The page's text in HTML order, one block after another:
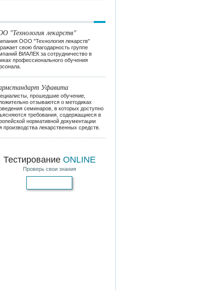
"Технология лекарств"
ООО "Технология лекарств"
свою благодарность группе
ВИАЛЕК за сотрудничество в
профессионального обучения
Уфавита
прошедшие обучение,
отзываются о методиках
семинаров, в которых доступно
требования, содержащиеся в
нормативной документации
производства лекарственных средств.
Тестирование ONLINE
Проверь свои знания